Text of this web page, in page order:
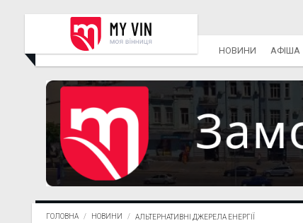
НОВИНИ АФІША
ГОЛОВНА НОВИНИ АЛЬТЕРНАТИВНІ ДЖЕРЕЛА ЕНЕРГІЇ